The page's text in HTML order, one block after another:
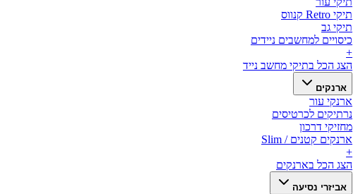
תיקי Retro קנווס
תיקי גב
כיסויים למחשבים ניידים
+
הצג הכל בתיקי מחשב נייד
ארנקים
ארנקי עור
נרתיקים לכרטיסים
מחזיקי דרכון
ארנקים קטנים / Slim
+
הצג הכל בארנקים
אביזרי נסיעה